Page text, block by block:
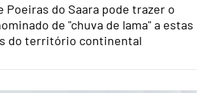
Poeiras do Saara pode trazer o
de "chuva de lama" a estas
do território continental